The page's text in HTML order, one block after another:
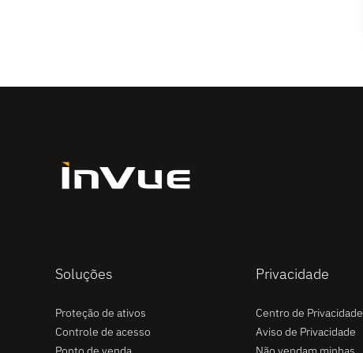
Soluções
Proteção de ativos
Controle de acesso
Privacidade
Centro de Privacidade
Aviso de Privacidade